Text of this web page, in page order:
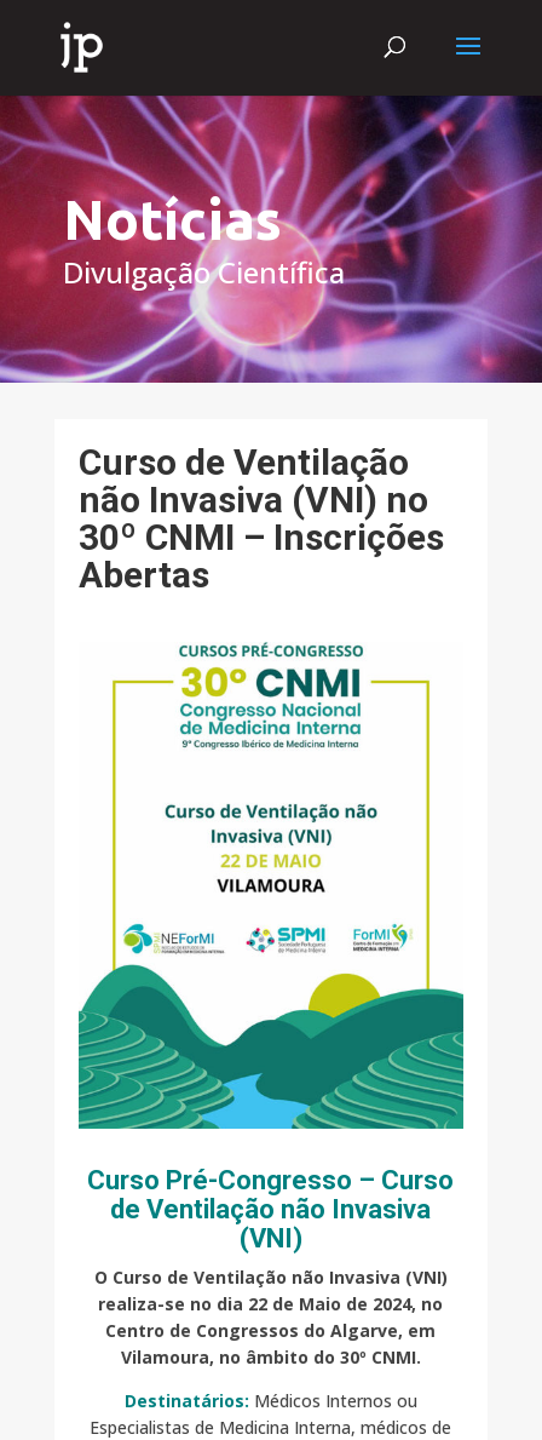
Notícias
Divulgação Científica
Curso de Ventilação
não Invasiva (VNI) no
30º CNMI – Inscrições
Abertas
Curso Pré-Congresso – Curso
de Ventilação não Invasiva
(VNI)
O Curso de Ventilação não Invasiva (VNI)
realiza-se no dia 22 de Maio de 2024, no
Centro de Congressos do Algarve, em
Vilamoura, no âmbito do 30º CNMI.
Destinatários: Médicos Internos ou
Especialistas de Medicina Interna, médicos de